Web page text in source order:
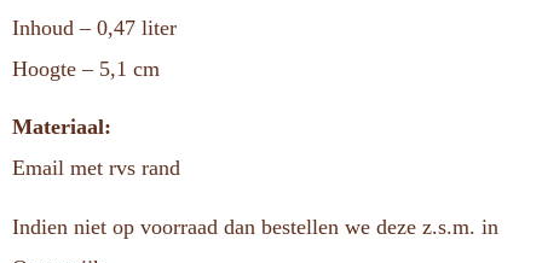
Inhoud – 0,47 liter
Hoogte – 5,1 cm
Materiaal:
Email met rvs rand
Indien niet op voorraad dan bestellen we deze z.s.m. in